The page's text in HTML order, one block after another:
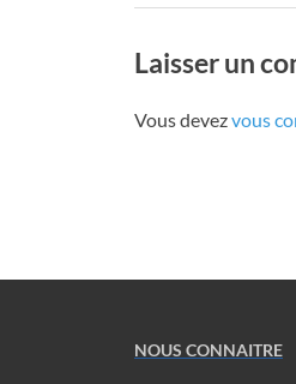
Laisser un
Vous devezvous
NOUS CONNAITRE